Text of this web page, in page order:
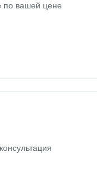
по вашей цене